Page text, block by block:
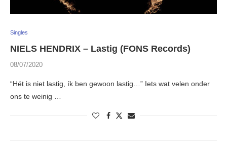
Singles
NIELS HENDRIX – Lastig (FONS Records)
08/07/2020
“Hét is niet lastig, ík ben gewoon lastig…” Iets wat velen onder
ons te weinig …